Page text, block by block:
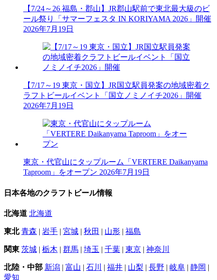
【7/24～26 福島・郡山】JR郡山駅前で東北最大級のビ
ール祭り「サマーフェスタ IN KORIYAMA 2026」開催
2026年7月19日
【7/17～19 東京・国立】JR国立駅員発案の地域密着ク
ラフトビールイベント「国立ノミノイチ2026」開催
2026年7月19日
東京・代官山にタップルーム「VERTERE Daikanyama
Taproom」をオープン 2026年7月19日
日本各地のクラフトビール情報
北海道 北海道
東北 青森 | 岩手 | 宮城 | 秋田 | 山形 | 福島
関東 茨城 | 栃木 | 群馬 | 埼玉 | 千葉 | 東京 | 神奈川
北陸・中部 新潟 | 富山 | 石川 | 福井 | 山梨 | 長野 | 岐阜 | 静岡 |
愛知